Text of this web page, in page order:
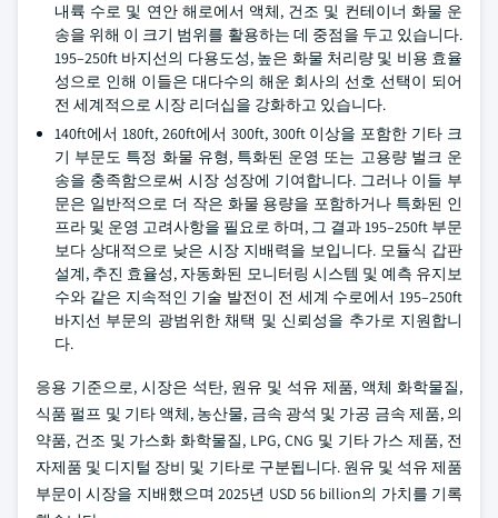
내륙 수로 및 연안 해로에서 액체, 건조 및 컨테이너 화물 운
송을 위해 이 크기 범위를 활용하는 데 중점을 두고 있습니다.
195–250ft 바지선의 다용도성, 높은 화물 처리량 및 비용 효율
성으로 인해 이들은 대다수의 해운 회사의 선호 선택이 되어
전 세계적으로 시장 리더십을 강화하고 있습니다.
140ft에서 180ft, 260ft에서 300ft, 300ft 이상을 포함한 기타 크
기 부문도 특정 화물 유형, 특화된 운영 또는 고용량 벌크 운
송을 충족함으로써 시장 성장에 기여합니다. 그러나 이들 부
문은 일반적으로 더 작은 화물 용량을 포함하거나 특화된 인
프라 및 운영 고려사항을 필요로 하며, 그 결과 195–250ft 부문
보다 상대적으로 낮은 시장 지배력을 보입니다. 모듈식 갑판
설계, 추진 효율성, 자동화된 모니터링 시스템 및 예측 유지보
수와 같은 지속적인 기술 발전이 전 세계 수로에서 195–250ft
바지선 부문의 광범위한 채택 및 신뢰성을 추가로 지원합니
다.
응용 기준으로, 시장은 석탄, 원유 및 석유 제품, 액체 화학물질,
식품 펄프 및 기타 액체, 농산물, 금속 광석 및 가공 금속 제품, 의
약품, 건조 및 가스화 화학물질, LPG, CNG 및 기타 가스 제품, 전
자제품 및 디지털 장비 및 기타로 구분됩니다. 원유 및 석유 제품
부문이 시장을 지배했으며 2025년 USD 56 billion의 가치를 기록